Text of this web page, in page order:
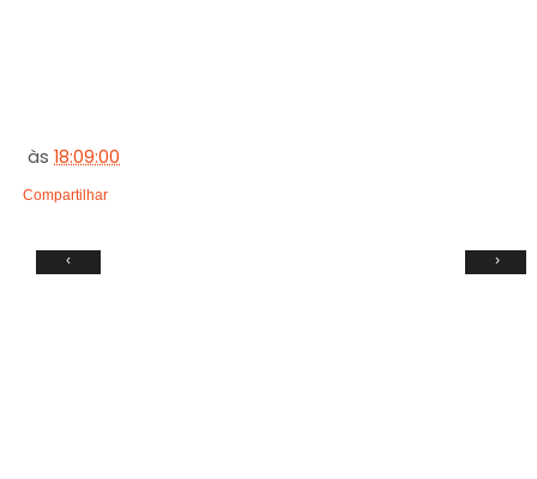
às18:09:00
Compartilhar
‹ ›